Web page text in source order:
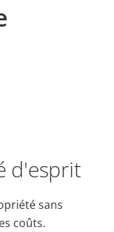
d'esprit
sans
coûts.